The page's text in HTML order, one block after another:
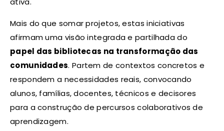
Mais do que somar projetos, estas iniciativas
afirmam uma visão integrada e partilhada do
papel das bibliotecas na transformação das
comunidades. Partem de contextos concretos e
respondem a necessidades reais, convocando
alunos, famílias, docentes, técnicos e decisores
para a construção de percursos colaborativos de
aprendizagem.